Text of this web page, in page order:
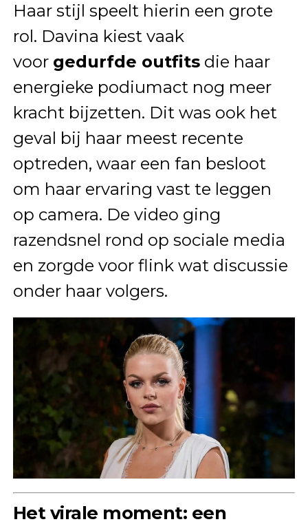
Haar stijl speelt hierin een grote
rol. Davina kiest vaak
voor gedurfde outfitsdie haar
energieke podiumact nog meer
kracht bijzetten. Dit was ook het
geval bij haar meest recente
optreden, waar een fan besloot
om haar ervaring vast te leggen
op camera. De video ging
razendsnel rond op sociale media
en zorgde voor flink wat discussie
onder haar volgers.
Het virale moment: een